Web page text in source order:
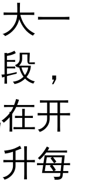
一
，
开
每